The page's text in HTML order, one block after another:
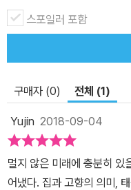
스포일러 포함
구매자 (0) 전체 (1)
Yujin 2018-09-04
멀지 않은 미래에 충분히 있
어냈다. 집과 고향의 의미,